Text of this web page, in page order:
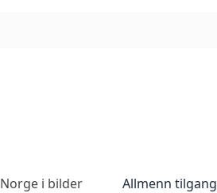
Norge i bilder Allmenn tilgang